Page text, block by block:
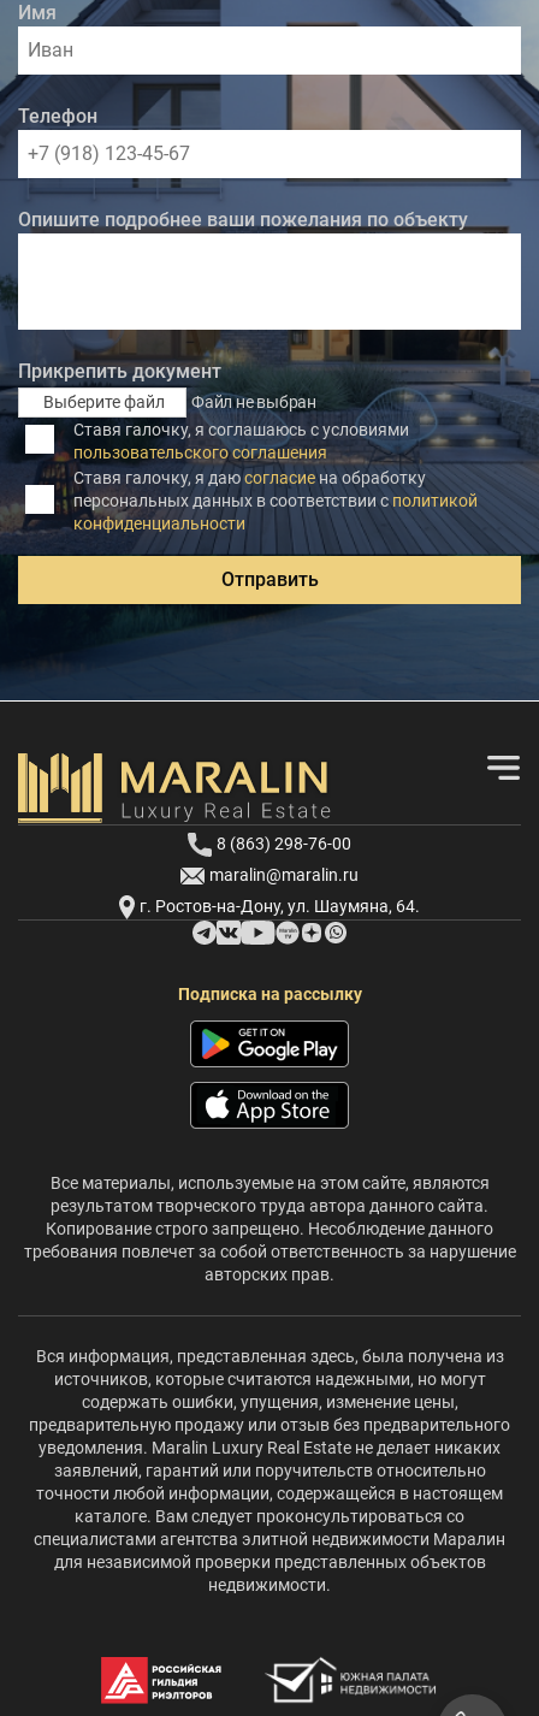
Имя
Телефон
Опишите подробнее ваши пожелания по объекту
Прикрепить документ
Выберите файл
Файл не выбран
Ставя галочку, я соглашаюсь с условиями
пользовательского соглашения
Ставя галочку, я даюсогласиена обработку
персональных данных в соответствии сполитикой
конфиденциальности
Отправить
8 (863) 298-76-00
maralin@maralin.ru
г. Ростов-на-Дону, ул. Шаумяна, 64.
Подписка на рассылку
Все материалы, используемые на этом сайте, являются
результатом творческого труда автора данного сайта.
Копирование строго запрещено. Несоблюдение данного
требования повлечет за собой ответственность за нарушение
авторских прав.
Вся информация, представленная здесь, была получена из
источников, которые считаются надежными, но могут
содержать ошибки, упущения, изменение цены,
предварительную продажу или отзыв без предварительного
уведомления. Maralin Luxury Real Estate не делает никаких
заявлений, гарантий или поручительств относительно
точности любой информации, содержащейся в настоящем
каталоге. Вам следует проконсультироваться со
специалистами агентства элитной недвижимости Маралин
для независимой проверки представленных объектов
недвижимости.